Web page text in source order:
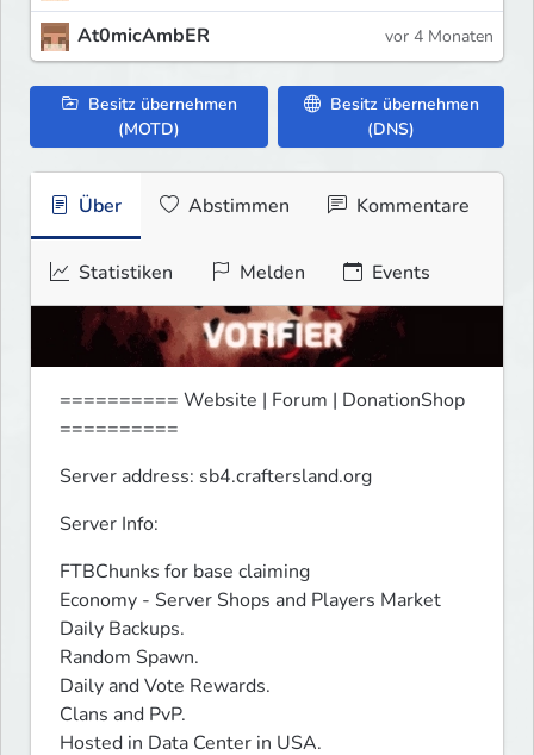
At0micAmbER vor 4 Monaten
Besitz übernehmen
(MOTD)
Besitz übernehmen
(DNS)
Über Abstimmen Kommentare
Statistiken Melden Events
========== Website | Forum | DonationShop
==========
Server address: sb4.craftersland.org
Server Info:
FTBChunks for base claiming
Economy - Server Shops and Players Market
Daily Backups.
Random Spawn.
Daily and Vote Rewards.
Clans and PvP.
Hosted in Data Center in USA.